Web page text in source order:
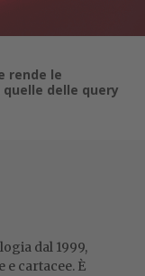
rende le
delle query
dal 1999,
cartacee. È